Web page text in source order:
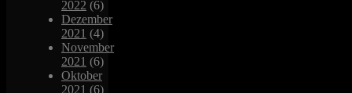
2022 (6)
Dezember
2021 (4)
November
2021 (6)
Oktober
2021 (6)